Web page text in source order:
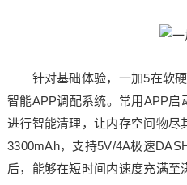
针对基础体验，一加5在软硬
智能APP调配系统。常用APP启
进行智能清理，让内存空间物尽
3300mAh，支持5V/4A极速
后，能够在短时间内速度充满至